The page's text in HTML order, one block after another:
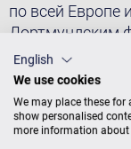
по всей Европе
Дортмундским
Германии,
Пльзеньским
Симфоническим
English
We use cookies
We may place these
show personalised
more information about